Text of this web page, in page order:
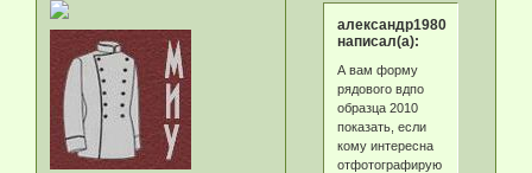
александр1980
написал(а):
А вам форму
рядового вдпо
образца 2010
показать, если
кому интересна
отфотографирую